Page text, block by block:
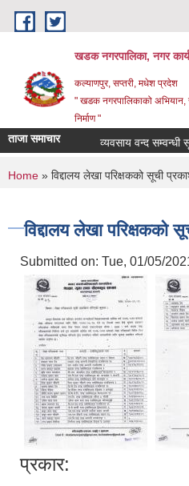
Skip to main content
खडक नगरपालिका, नगर
कल्याणपुर, सप्तरी, मधेश प्रदेश
" खडक नगरपालिकाको
निर्माण "
ताजा समाचार व्यवसाय वन्द सम्वन्धी
You are here
Home » विद्दालय लेखा परिक्षकको सूची
विद्दालय लेखा परिक्षकको
Submitted on: Tue, 01/05/
प्रकार: